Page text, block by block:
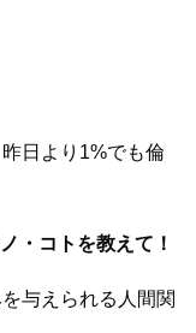
日より1%でも倫
・コトを教えて！
与えられる人間関